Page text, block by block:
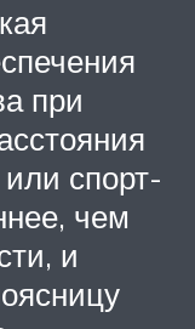
при
спорт-
чем
и